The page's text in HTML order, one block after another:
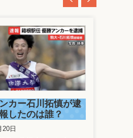
カー石川拓慎が逮
したのは誰？
20日